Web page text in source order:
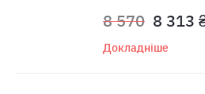
8 570 8 313
Докладніше